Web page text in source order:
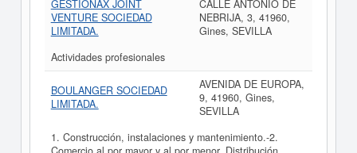
GESTIONAX JOINT
VENTURE SOCIEDAD
LIMITADA.
CALLE ANTONIO DE
NEBRIJA, 3, 41960,
Gines, SEVILLA
Actividades profesionales
BOULANGER SOCIEDAD
LIMITADA.
AVENIDA DE EUROPA,
9, 41960, Gines,
SEVILLA
1. Construcción, instalaciones y mantenimiento.-2.